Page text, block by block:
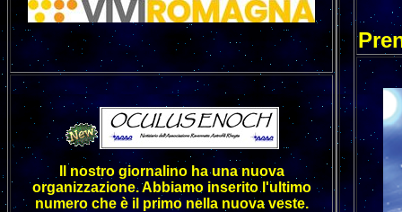
Il nostro giornalino ha una nuova
organizzazione. Abbiamo inserito l'ultimo
numero che è il primo nella nuova veste.